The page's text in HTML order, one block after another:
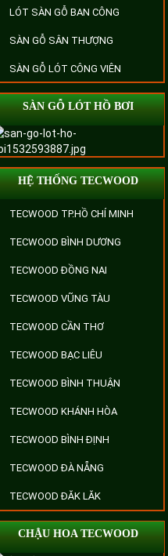
LÓT SÀN GỖ BAN CÔNG
SÀN GỖ SÂN THƯỢNG
SÀN GỖ LÓT CÔNG VIÊN
SÀN GỖ LÓT HỒ BƠI
HỆ THỐNG TECWOOD
TECWOOD TP.HỒ CHÍ MINH
TECWOOD BÌNH DƯƠNG
TECWOOD ĐỒNG NAI
TECWOOD VŨNG TÀU
TECWOOD CẦN THƠ
TECWOOD BẠC LIÊU
TECWOOD BÌNH THUẬN
TECWOOD KHÁNH HÒA
TECWOOD BÌNH ĐỊNH
TECWOOD ĐÀ NẴNG
TECWOOD ĐĂK LĂK
CHẬU HOA TECWOOD